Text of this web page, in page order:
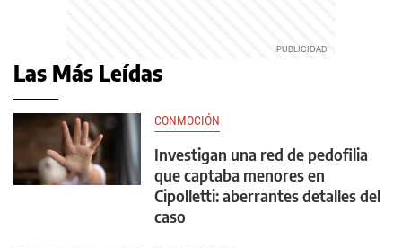
Las Más Leídas
CONMOCIÓN
Investigan una red de pedofilia
que captaba menores en
Cipolletti: aberrantes detalles del
caso